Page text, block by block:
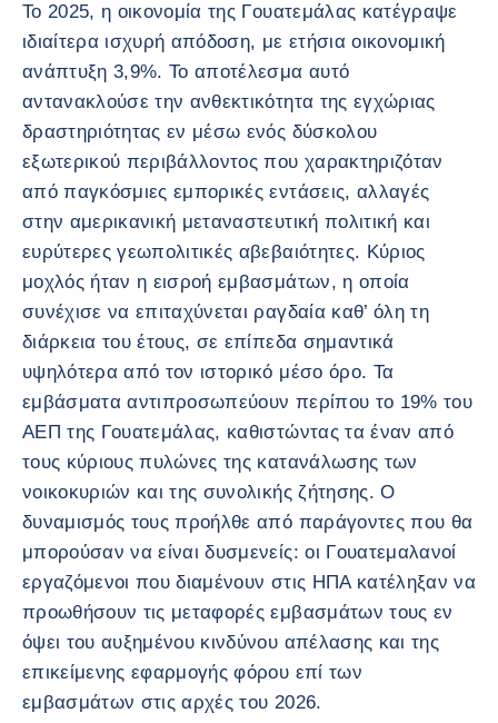
Το 2025, η οικονομία της Γουατεμάλας κατέγραψε
ιδιαίτερα ισχυρή απόδοση, με ετήσια οικονομική
ανάπτυξη 3,9%. Το αποτέλεσμα αυτό
αντανακλούσε την ανθεκτικότητα της εγχώριας
δραστηριότητας εν μέσω ενός δύσκολου
εξωτερικού περιβάλλοντος που χαρακτηριζόταν
από παγκόσμιες εμπορικές εντάσεις, αλλαγές
στην αμερικανική μεταναστευτική πολιτική και
ευρύτερες γεωπολιτικές αβεβαιότητες. Κύριος
μοχλός ήταν η εισροή εμβασμάτων, η οποία
συνέχισε να επιταχύνεται ραγδαία καθ’ όλη τη
διάρκεια του έτους, σε επίπεδα σημαντικά
υψηλότερα από τον ιστορικό μέσο όρο. Τα
εμβάσματα αντιπροσωπεύουν περίπου το 19% του
ΑΕΠ της Γουατεμάλας, καθιστώντας τα έναν από
τους κύριους πυλώνες της κατανάλωσης των
νοικοκυριών και της συνολικής ζήτησης. Ο
δυναμισμός τους προήλθε από παράγοντες που θα
μπορούσαν να είναι δυσμενείς: οι Γουατεμαλανοί
εργαζόμενοι που διαμένουν στις ΗΠΑ κατέληξαν να
προωθήσουν τις μεταφορές εμβασμάτων τους εν
όψει του αυξημένου κινδύνου απέλασης και της
επικείμενης εφαρμογής φόρου επί των
εμβασμάτων στις αρχές του 2026.